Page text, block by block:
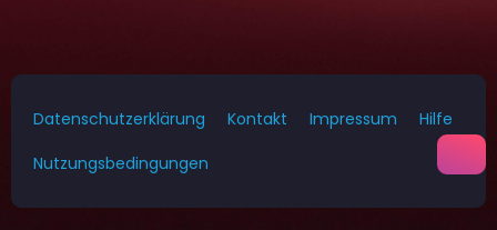
Datenschutzerklärung Kontakt Impressum
Hilfe
Nutzungsbedingungen